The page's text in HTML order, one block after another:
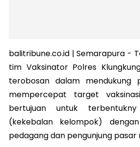
balitribune.co.id |Semarapura -
tim Vaksinator Polres
terobosan dalam mendukung
mempercepat target
bertujuan untuk
(kekebalan kelompok)
pedagang dan pengunjung pasar